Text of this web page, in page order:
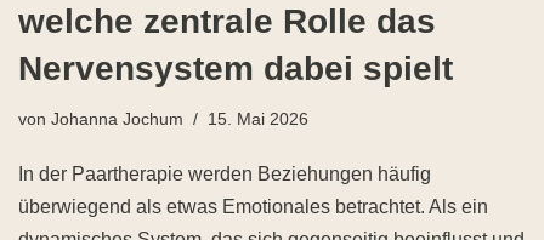
welche zentrale Rolle das
Nervensystem dabei spielt
von Johanna Jochum 15. Mai 2026
In der Paartherapie werden Beziehungen häufig
überwiegend als etwas Emotionales betrachtet. Als ein